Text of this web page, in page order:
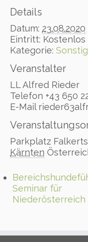
Details
Datum: 23.08.2020
Eintritt: Kostenlos
Kategorie:
Parkplatz
Kärnten
Veranstalter
LL Alfred Rieder
Telefon +43 650
E-Mail
Seminar für
Niederösterreich